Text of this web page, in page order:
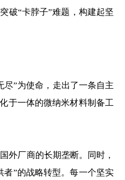
破“卡脖子”难题，构建起坚
”为使命，走出了一条自主
于一体的微纳米材料制备工
厂商的长期垄断。同时，
”的战略转型。每一个坚实